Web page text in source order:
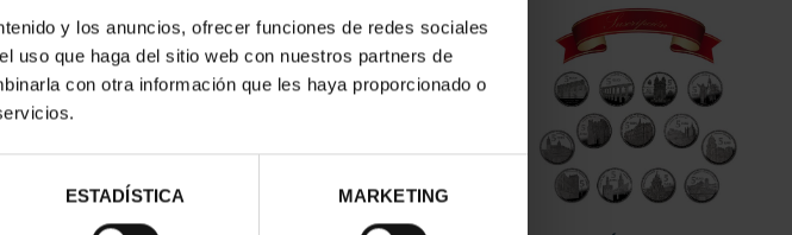
y los anuncios, ofrecer funciones de redes sociales
uso que haga del sitio web con nuestros partners de
con otra información que les haya proporcionado o
ESTADÍSTICA MARKETING